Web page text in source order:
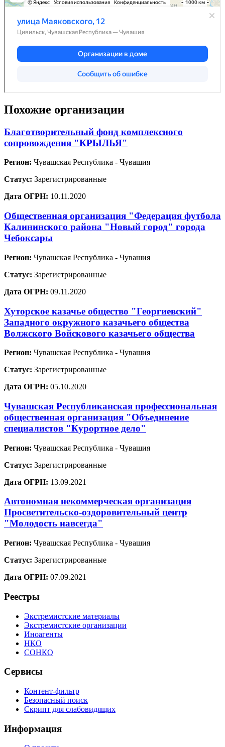
Похожие организации
Благотворительный фонд комплексного
сопровождения "КРЫЛЬЯ"
Регион: Чувашская Республика - Чувашия
Статус: Зарегистрированные
Дата ОГРН: 10.11.2020
Общественная организация "Федерация футбола
Калининского района "Новый город" города
Чебоксары
Регион: Чувашская Республика - Чувашия
Статус: Зарегистрированные
Дата ОГРН: 09.11.2020
Хуторское казачье общество "Георгиевский"
Западного окружного казачьего общества
Волжского Войскового казачьего общества
Регион: Чувашская Республика - Чувашия
Статус: Зарегистрированные
Дата ОГРН: 05.10.2020
Чувашская Республиканская профессиональная
общественная организация "Объединение
специалистов "Курортное дело"
Регион: Чувашская Республика - Чувашия
Статус: Зарегистрированные
Дата ОГРН: 13.09.2021
Автономная некоммерческая организация
Просветительско-оздоровительный центр
"Молодость навсегда"
Регион: Чувашская Республика - Чувашия
Статус: Зарегистрированные
Дата ОГРН: 07.09.2021
Реестры
Экстремистские материалы
Экстремистские организации
Иноагенты
НКО
СОНКО
Сервисы
Контент-фильтр
Безопасный поиск
Скрипт для слабовидящих
Информация